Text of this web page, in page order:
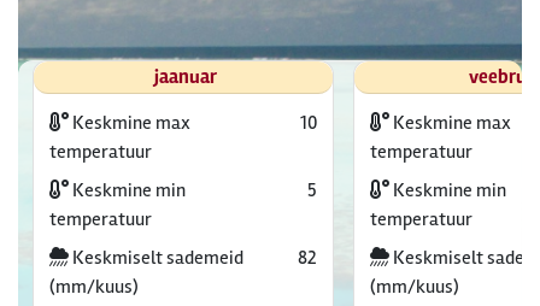
jaanuar
Keskmine max
temperatuur
10
Keskmine min
temperatuur
5
Keskmiselt sademeid
(mm/kuus)
82
Keskmine max
temperatuur
Keskmine min
temperatuur
Keskmiselt
(mm/kuus)